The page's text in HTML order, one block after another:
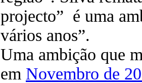
projecto” é uma
vários anos”.
Uma ambição que
em Novembro de